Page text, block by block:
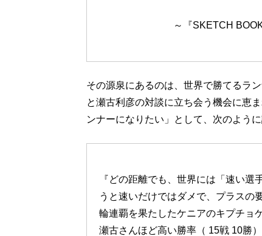
～『SKETCH
その源泉にあるのは、世界で勝てるラ
と瀬古利彦の対談に立ち会う機会に恵
ンナーになりたい」として、次のよう
『どの距離でも、世界には「速い
うと速いだけではダメで、プラスの
輪連覇を果たしたケニアのキプチョ
瀬古さんほど高い勝率（ 15戦 10勝